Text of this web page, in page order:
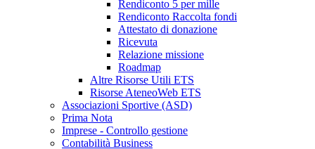
Rendiconto 5 per mille
Rendiconto Raccolta fondi
Attestato di donazione
Ricevuta
Relazione missione
Roadmap
Altre Risorse Utili ETS
Risorse AteneoWeb ETS
Associazioni Sportive (ASD)
Prima Nota
Imprese - Controllo gestione
Contabilità Business